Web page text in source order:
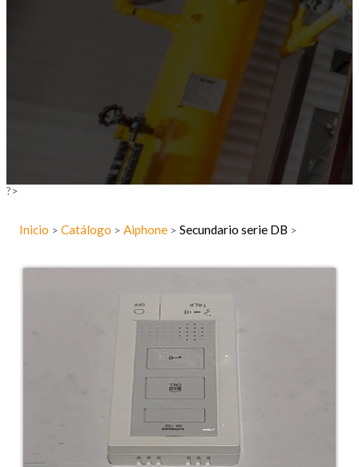
?>
Inicio > Catálogo > Aiphone > Secundario serie DB >